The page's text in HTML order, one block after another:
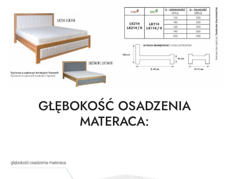
GŁĘBOKOŚĆ OSADZENIA
MATERACA: